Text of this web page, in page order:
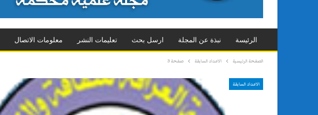
الرئيسة نبذة عن المجلة ارسل بحث تعليمات النشر معلومات الاتصال
الصفحة الرئيسية الاعداد السابقة صفحة 3
الاعداد السابقة